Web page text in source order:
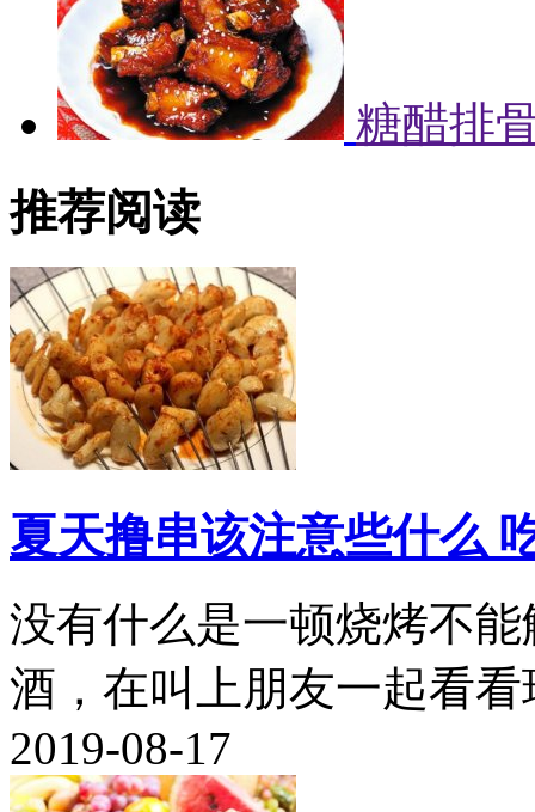
糖醋排
推荐阅读
夏天撸串该注意些什么
没有什么是一顿烧烤不
酒，在叫上朋友一起看
2019-08-17